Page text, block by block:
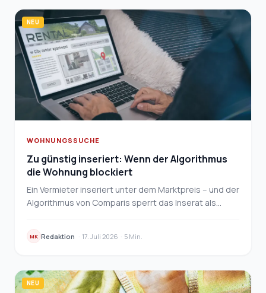
NEU
WOHNUNGSSUCHE
Zu günstig inseriert: Wenn der Algorithmus
die Wohnung blockiert
Ein Vermieter inseriert unter dem Marktpreis – und der
Algorithmus von Comparis sperrt das Inserat als
MK Redaktion · 17. Juli 2026 · 5 Min.
NEU